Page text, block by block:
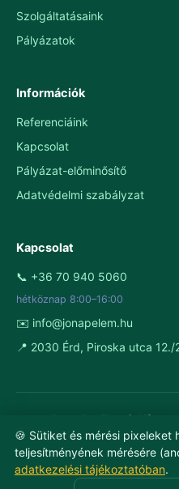
Szolgáltatásaink
Pályázatok
Információk
Referenciáink
Kapcsolat
Pályázat-előminősítő
Adatvédelmi szabályzat
Kapcsolat
📞 +36 70 940 5060
hétköznap 8:00–16:00
✉️ info@jonapelem.hu
📍 2030 Érd, Piroska utca 12./
GreenSys Electric Kft.
·
Cégjegyzékszám: 13-09-
Bankszámla: MKB 10300002-
🍪 Sütiket és mérési pixeleket
teljesítményének mérésére
adatkezelési tájékoztatóban.